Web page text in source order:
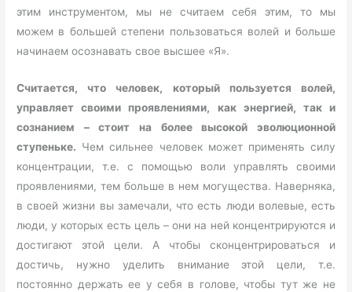
этим инструментом, мы не считаем себя этим, то мы
можем в большей степени пользоваться волей и больше
начинаем осознавать свое высшее «Я».
Считается, что человек, который пользуется волей,
управляет своими проявлениями, как энергией, так и
сознанием – стоит на более высокой эволюционной
ступеньке. Чем сильнее человек может применять силу
концентрации, т.е. с помощью воли управлять своими
проявлениями, тем больше в нем могущества. Наверняка,
в своей жизни вы замечали, что есть люди волевые, есть
люди, у которых есть цель – они на ней концентрируются и
достигают этой цели. А чтобы сконцентрироваться и
достичь, нужно уделить внимание этой цели, т.е.
постоянно держать ее у себя в голове, чтобы тут же не